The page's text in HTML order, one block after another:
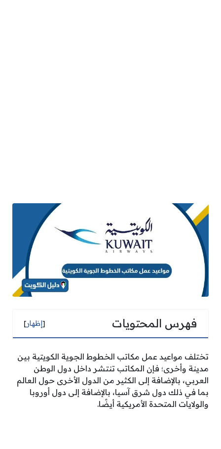
فهرس المحتويات [إظهار]
تختلف مواعيد عمل مكاتب الخطوط الجوية الكويتية بين
مدينة وأخرى؛ فإن المكاتب تنتشر داخل دول الوطن
العربي، بالإضافة إلى الكثير من الدول الأخرى حول العالم
بما في ذلك دول شرق آسيا، بالإضافة إلى دول أوروبا
والولايات المتحدة الأمريكية أيضًا.